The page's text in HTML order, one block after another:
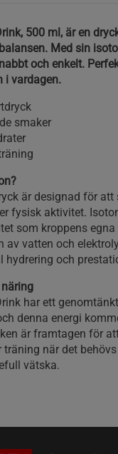
500 ml, är en
Med sin
och enkelt.
i vardagen.
smaker
är designad för
fysisk aktivitet.
som kroppens
av vatten och
hydrering och
näring
har ett
denna energi
är framtagen för
när det
vätska.